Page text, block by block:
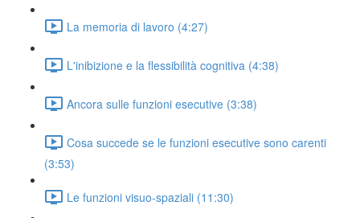
La memoria di lavoro (4:27)
L'inibizione e la flessibilità cognitiva (4:38)
Ancora sulle funzioni esecutive (3:38)
Cosa succede se le funzioni esecutive sono carenti
(3:53)
Le funzioni visuo-spaziali (11:30)